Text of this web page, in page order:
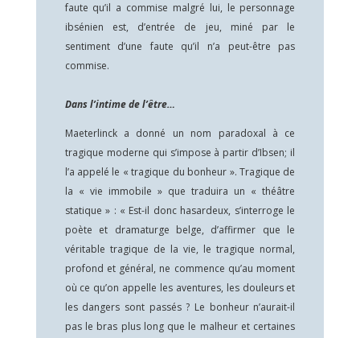
faute qu’il a commise malgré lui, le personnage
ibsénien est, d’entrée de jeu, miné par le
sentiment d’une faute qu’il n’a peut-être pas
commise.
Dans l’intime de l’être…
Maeterlinck a donné un nom paradoxal à ce
tragique moderne qui s’impose à partir d’Ibsen; il
l’a appelé le « tragique du bonheur ». Tragique de
la « vie immobile » que traduira un « théâtre
statique » : « Est-il donc hasardeux, s’interroge le
poète et dramaturge belge, d’affirmer que le
véritable tragique de la vie, le tragique normal,
profond et général, ne commence qu’au moment
où ce qu’on appelle les aventures, les douleurs et
les dangers sont passés ? Le bonheur n’aurait-il
pas le bras plus long que le malheur et certaines